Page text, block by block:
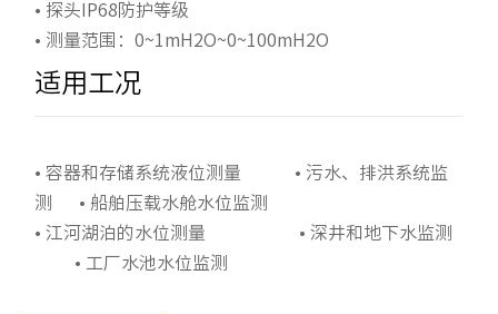
• 探头IP68防护等级
• 测量范围：0~1mH2O~0~100mH2O
适用工况
• 容器和存储系统液位测量 • 污水、排洪系统监
测 • 船舶压载水舱水位监测
• 江河湖泊的水位测量 • 深井和地下水监测
• 工厂水池水位监测